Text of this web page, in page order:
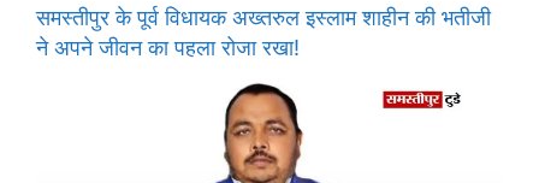
समस्तीपुर के पूर्व विधायक अख्तरुल इस्लाम शाहीन की भतीजी
ने अपने जीवन का पहला रोजा रखा!